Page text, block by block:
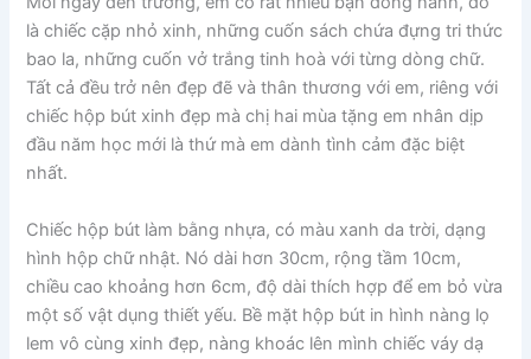
là chiếc cặp nhỏ xinh, những cuốn sách chứa đựng tri thức
bao la, những cuốn vở trắng tinh hoà với từng dòng chữ.
Tất cả đều trở nên đẹp đẽ và thân thương với em, riêng với
chiếc hộp bút xinh đẹp mà chị hai mùa tặng em nhân dịp
đầu năm học mới là thứ mà em dành tình cảm đặc biệt
nhất.
Chiếc hộp bút làm bằng nhựa, có màu xanh da trời, dạng
hình hộp chữ nhật. Nó dài hơn 30cm, rộng tầm 10cm,
chiều cao khoảng hơn 6cm, độ dài thích hợp để em bỏ vừa
một số vật dụng thiết yếu. Bề mặt hộp bút in hình nàng lọ
lem vô cùng xinh đẹp, nàng khoác lên mình chiếc váy dạ